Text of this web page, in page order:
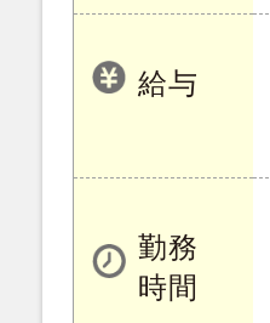
給与
勤務
時間